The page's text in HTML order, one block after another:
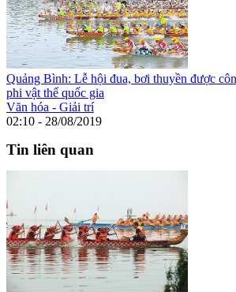
Quảng Bình: Lễ hội đua, bơi thuyền được
phi vật thể quốc gia
Văn hóa - Giải trí
02:10 - 28/08/2019
Tin liên quan